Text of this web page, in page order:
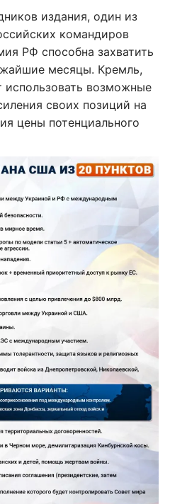
издания, один из
командиров
РФ способна захватить
месяцы. Кремль,
использовать возможные
своих позиций на
цены потенциального